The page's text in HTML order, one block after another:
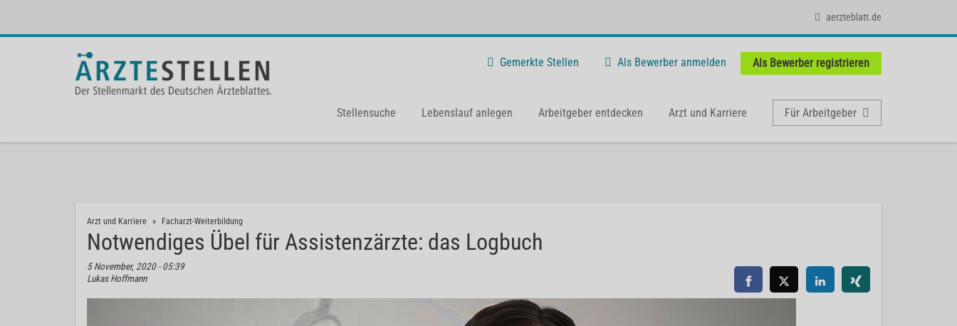
aerzteblatt.de
Gemerkte Stellen Als Bewerber anmelden Als Bewerber registrieren
Stellensuche Lebenslauf anlegen Arbeitgeber entdecken Arzt und Karriere Für Arbeitgeber
Arzt und Karriere Facharzt-Weiterbildung
Notwendiges Übel für Assistenzärzte: das Logbuch
5 November, 2020 - 05:39
Lukas Hoffmann